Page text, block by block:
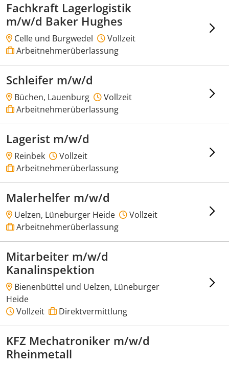
Fachkraft Lagerlogistik
m/w/d Baker Hughes
Celle und Burgwedel
Vollzeit
Arbeitnehmerüberlassung
Schleifer m/w/d
Büchen, Lauenburg
Vollzeit
Arbeitnehmerüberlassung
Lagerist m/w/d
Reinbek
Vollzeit
Arbeitnehmerüberlassung
Malerhelfer m/w/d
Uelzen, Lüneburger Heide
Vollzeit
Arbeitnehmerüberlassung
Mitarbeiter m/w/d
Kanalinspektion
Bienenbüttel und Uelzen, Lüneburger
Heide
Vollzeit
Direktvermittlung
KFZ Mechatroniker m/w/d
Rheinmetall